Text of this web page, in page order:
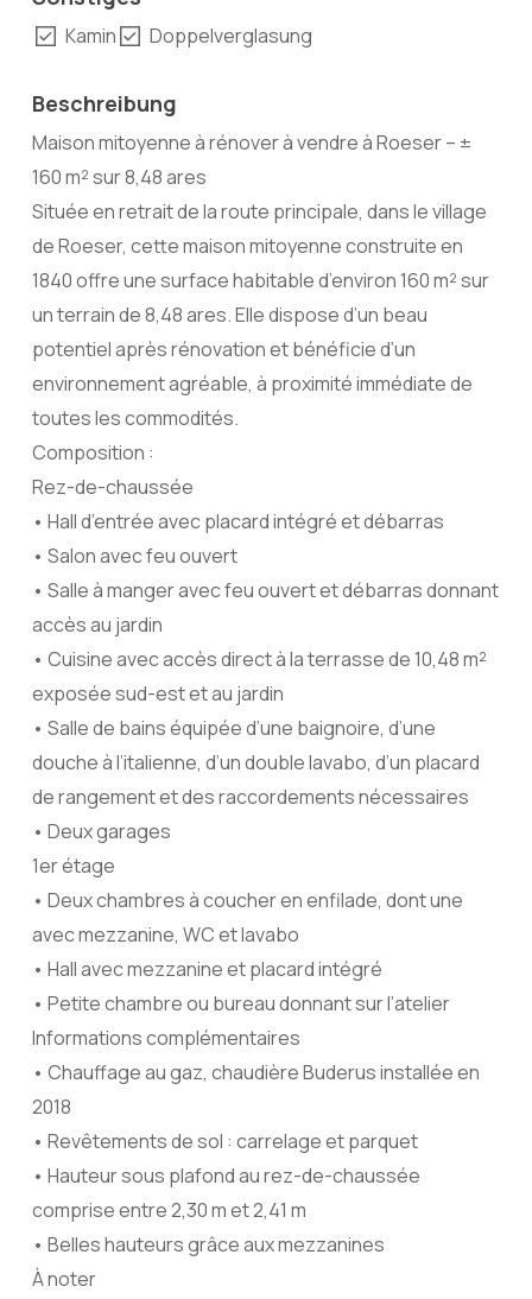
Kamin Doppelverglasung
Beschreibung
Maison mitoyenne à rénover à vendre à Roeser – ±
160 m² sur 8,48 ares
Située en retrait de la route principale, dans le village
de Roeser, cette maison mitoyenne construite en
1840 offre une surface habitable d’environ 160 m² sur
un terrain de 8,48 ares. Elle dispose d’un beau
potentiel après rénovation et bénéficie d’un
environnement agréable, à proximité immédiate de
toutes les commodités.
Composition :
Rez-de-chaussée
• Hall d’entrée avec placard intégré et débarras
• Salon avec feu ouvert
• Salle à manger avec feu ouvert et débarras donnant
accès au jardin
• Cuisine avec accès direct à la terrasse de 10,48 m²
exposée sud-est et au jardin
• Salle de bains équipée d’une baignoire, d’une
douche à l’italienne, d’un double lavabo, d’un placard
de rangement et des raccordements nécessaires
• Deux garages
1er étage
• Deux chambres à coucher en enfilade, dont une
avec mezzanine, WC et lavabo
• Hall avec mezzanine et placard intégré
• Petite chambre ou bureau donnant sur l’atelier
Informations complémentaires
• Chauffage au gaz, chaudière Buderus installée en
2018
• Revêtements de sol : carrelage et parquet
• Hauteur sous plafond au rez-de-chaussée
comprise entre 2,30 m et 2,41 m
• Belles hauteurs grâce aux mezzanines
À noter